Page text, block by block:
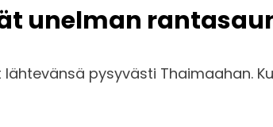
unelman
pysyvästi Thaimaahan.